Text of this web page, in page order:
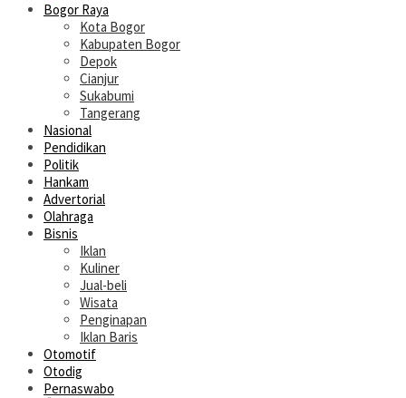
Bogor Raya
Kota Bogor
Kabupaten Bogor
Depok
Cianjur
Sukabumi
Tangerang
Nasional
Pendidikan
Politik
Hankam
Advertorial
Olahraga
Bisnis
Iklan
Kuliner
Jual-beli
Wisata
Penginapan
Iklan Baris
Otomotif
Otodig
Pernaswabo